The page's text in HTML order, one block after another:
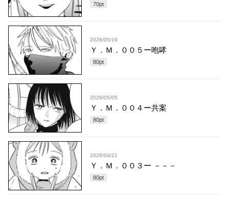
70pt
2026/05/19
Ｙ．Ｍ．００５ー咆哮
80pt
2026/05/05
Ｙ．Ｍ．００４ー共案
80pt
2026/04/21
Ｙ．Ｍ．００３ー －－－
80pt